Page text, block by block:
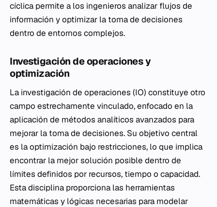
cíclica permite a los ingenieros analizar flujos de
información y optimizar la toma de decisiones
dentro de entornos complejos.
Investigación de operaciones y
optimización
La investigación de operaciones (IO) constituye otro
campo estrechamente vinculado, enfocado en la
aplicación de métodos analíticos avanzados para
mejorar la toma de decisiones. Su objetivo central
es la optimización bajo restricciones, lo que implica
encontrar la mejor solución posible dentro de
límites definidos por recursos, tiempo o capacidad.
Esta disciplina proporciona las herramientas
matemáticas y lógicas necesarias para modelar